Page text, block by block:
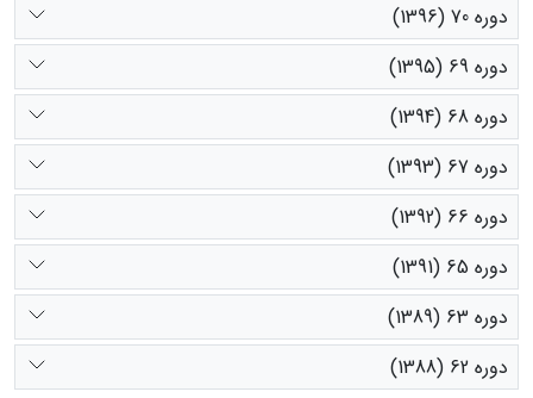
دوره 70 (1396)
دوره 69 (1395)
دوره 68 (1394)
دوره 67 (1393)
دوره 66 (1392)
دوره 65 (1391)
دوره 63 (1389)
دوره 62 (1388)